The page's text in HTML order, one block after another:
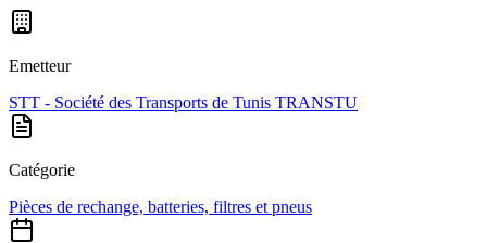
Emetteur
STT - Société des Transports de Tunis TRANSTU
Catégorie
Pièces de rechange, batteries, filtres et pneus